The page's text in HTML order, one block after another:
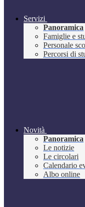
Servizi
Panoramica
Famiglie e
Personale
Percorsi di
Novità
Panoramica
Le notizie
Le circolari
Calendario
Albo online